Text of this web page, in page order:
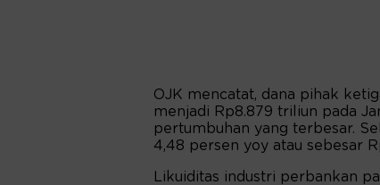
OJK mencatat, dana pihak
menjadi Rp8.879 triliun pada
pertumbuhan yang terbesar.
4,48 persen yoy atau sebesar
Likuiditas industri perbankan